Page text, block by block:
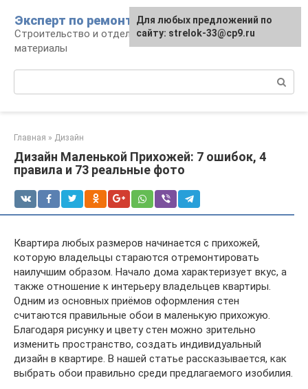
контенту
Эксперт по ремонту
Строительство и отделка: работы и
материалы
Главная » Дизайн
Дизайн Маленькой Прихожей: 7 ошибок, 4
правила и 73 реальные фото
Квартира любых размеров начинается с прихожей,
которую владельцы стараются отремонтировать
наилучшим образом. Начало дома характеризует вкус, а
также отношение к интерьеру владельцев квартиры.
Одним из основных приёмов оформления стен
считаются правильные обои в маленькую прихожую.
Благодаря рисунку и цвету стен можно зрительно
изменить пространство, создать индивидуальный
дизайн в квартире. В нашей статье рассказывается, как
выбрать обои правильно среди предлагаемого изобилия.
Для любых предложений по
сайту: strelok-33@cp9.ru
Для любых предложений по
сайту: strelok-33@cp9.ru